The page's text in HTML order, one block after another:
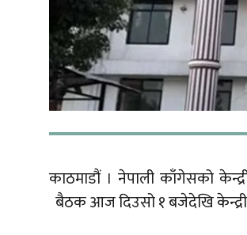
काठमाडौं । नेपाली काँगेसको
बैठक आज दिउसो १ बजेदेखि